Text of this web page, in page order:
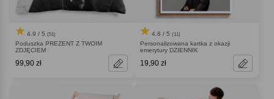
4.9 / 5 (51)
Poduszka PREZENT Z TWOIM
ZDJĘCIEM
99,90 zł
4.8 / 5 (11)
Personalizowana kartka z okazji
emerytury DZIENNIK
19,90 zł